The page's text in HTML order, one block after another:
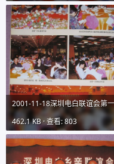
462.1 KB · 查看: 803